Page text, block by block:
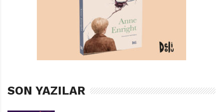
İletişim Yayınları, 74 sayfa
SON YAZILAR